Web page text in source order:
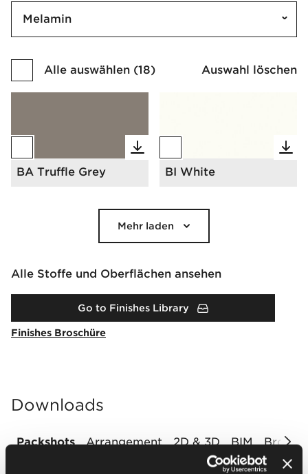
Melamin
Alle auswählen (18) Auswahl löschen
BA Truffle Grey BI White
Mehr laden
Alle Stoffe und Oberflächen ansehen
Go to Finishes Library
Finishes Broschüre
Downloads
Packshots Arrangement 2D & 3D BIM